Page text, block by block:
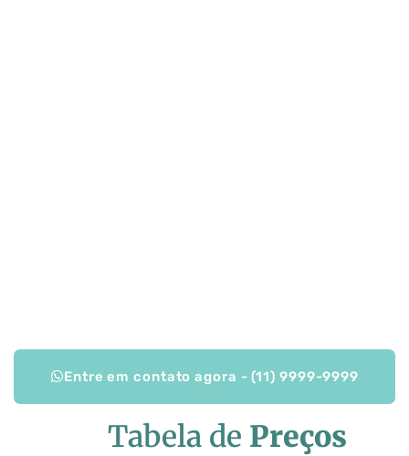
Entre em contato agora - (11) 9999-9999
Tabela de Preços